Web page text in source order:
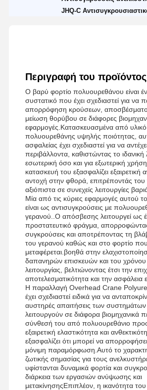
JHQ-C
Περιγραφή του
Ο βαρύ φορτίο πολυουρεθάνου είναι
συστατικό που έχει σχεδιαστεί για να
απορρόφηση κρούσεων,
μείωση θορύβου σε διάφορες
εφαρμογές.Κατασκευασμένα από υλικό
πολυουρεθάνης υψηλής ποιότητας,
ασφαλείας έχει σχεδιαστεί για να
περιβάλλοντα, καθιστώντας το
εσωτερική όσο και για εξωτερική
κατασκευή του εξασφαλίζει εξαιρετική
αντοχή στην φθορά, επιτρέποντάς του
αξιόπιστα σε συνεχείς λειτουργίες
Μία από τις κύριες εφαρμογές αυτού
είναι ως αντισυγκρούσεις με
γερανού..Ο απόσβεσης λειτουργεί ως
προστατευτικό φράγμα,
συγκρούσεις και αποτρέποντας τη
του γερανού καθώς και στο φορτίο που
μεταφέρεται.βοηθά στην
δαπανηρών επισκευών και του
λειτουργίας, βελτιώνοντας έτσι την
αποτελεσματικότητα και την ασφάλεια
Η παραλλαγή Overhead Crane
έχει σχεδιαστεί ειδικά για να
αυστηρές απαιτήσεις των
λειτουργούν σε διάφορα βιομηχανικά
σύνθεσή του από πολυουρεθάνιο
εξαιρετική ελαστικότητα και
εξασφαλίζει ότι μπορεί να
μόνιμη παραμόρφωση.Αυτό το
ζωτικής σημασίας για τους
υφίστανται δυναμικά φορτία και
διάρκεια των εργασιών ανύψωσης και
μετακίνησηςΕπιπλέον, η ικανότητα